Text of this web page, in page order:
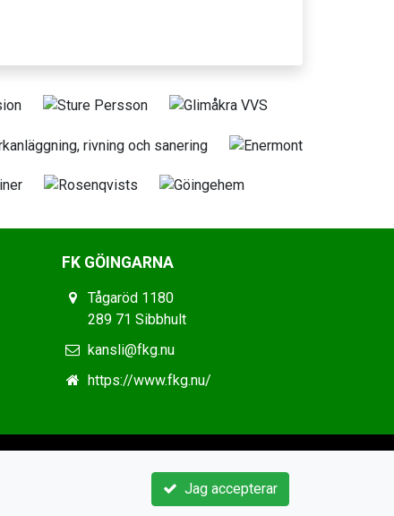
FK GÖINGARNA
Tågaröd 1180
289 71 Sibbhult
kansli@fkg.nu
https://www.fkg.nu/
Jag accepterar